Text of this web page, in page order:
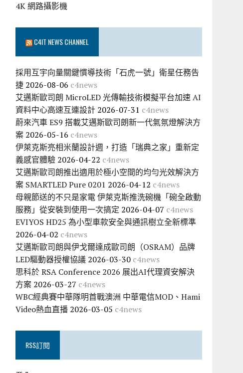
4K 網路攝影機
C4IT NEWS CHANNEL
採用互宇向量關鍵慣導技術「石虎一號」衛星任務告
捷 2026-08-06 c4news
艾邁斯歐司朗 MicroLED 光傳輸技術模擬平台加速 AI
資料中心高速互連設計 2026-07-31 c4news
蔚來汽車 ES9 搭載艾邁斯歐司朗新一代氣氛燈解決方
案 2026-05-16 c4news
伊萊克斯亮相米蘭設計週，打造「瑞典之家」重新定
義感官體驗 2026-04-22 c4news
艾邁斯歐司朗推出適用於極小空間的均勻光效解決方
案 SMARTLED Pure 0201 2026-04-12 c4news
母親節送的不只是家電 伊萊克斯推洗碗機「碗全啟動
服務」從安裝到使用一次搞定 2026-04-07 c4news
EVIYOS HD25 為小型車款安全與通訊樹立全新標準
2026-04-02 c4news
艾邁斯歐司朗與伊戈爾達成歐司朗（OSRAM）品牌
LED驅動器授權協議 2026-03-30 c4news
思科於 RSA Conference 2026 展出AI代理資安解決
方案 2026-03-27 c4news
WBC經典賽中華隊明首戰澳洲 中華電信MOD、Hami
Video熱血直播 2026-03-05 c4news
RSS訂閱